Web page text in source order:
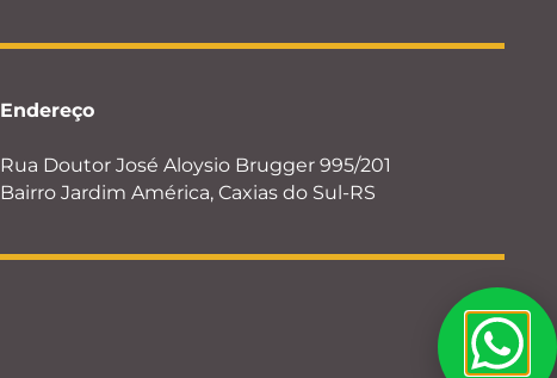
Endereço
Rua Doutor José Aloysio Brugger 995/201
Bairro Jardim América, Caxias do Sul-RS